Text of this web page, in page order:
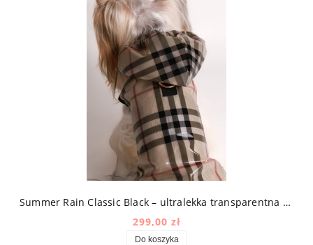
Summer Rain Classic Black – ultralekka transparentna kurtka przeciwdeszczowa dla psa w kratę
299,00 zł
Do koszyka